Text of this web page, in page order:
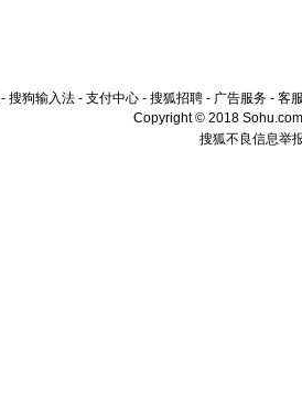
- 搜狗输入法 - 支付中心 - 搜狐招聘 - 广告服务 - 客
Copyright © 2018
搜狐不良信息举